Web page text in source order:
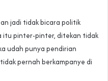
jadi tidak bicara politik
itu pinter-pinter, ditekan tidak
udah punya pendirian
pernah berkampanye di